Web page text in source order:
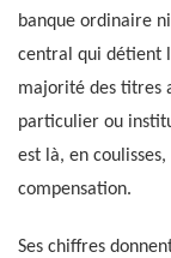
banque ordinaire
central qui détient
majorité des titres
particulier ou
est là, en
compensation.
Ses chiffres